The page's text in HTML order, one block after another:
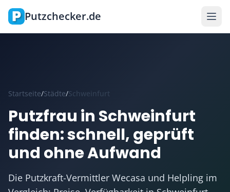
Zum Hauptinhalt springen
Putzchecker.de
Startseite/Städte/Schweinfurt
Putzfrau in Schweinfurt
finden: schnell, geprüft
und ohne Aufwand
Die Putzkraft-Vermittler Wecasa und Helpling im